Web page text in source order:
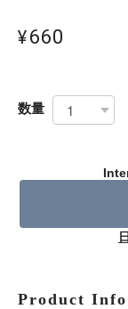
¥660
数量
Product Info